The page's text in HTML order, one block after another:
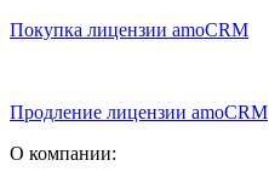
Покупка лицензии amoCRM
Продление лицензии amoCRM
О компании: